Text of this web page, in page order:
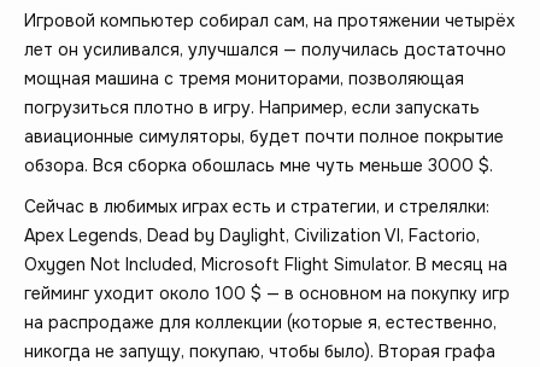
Игровой компьютер собирал сам, на протяжении четырёх
лет он усиливался, улучшался — получилась достаточно
мощная машина с тремя мониторами, позволяющая
погрузиться плотно в игру. Например, если запускать
авиационные симуляторы, будет почти полное покрытие
обзора. Вся сборка обошлась мне чуть меньше 3000 $.
Сейчас в любимых играх есть и стратегии, и стрелялки:
Apex Legends, Dead by Daylight, Civilization VI, Factorio,
Oxygen Not Included, Microsoft Flight Simulator. В месяц на
гейминг уходит около 100 $ — в основном на покупку игр
на распродаже для коллекции (которые я, естественно,
никогда не запущу, покупаю, чтобы было). Вторая графа